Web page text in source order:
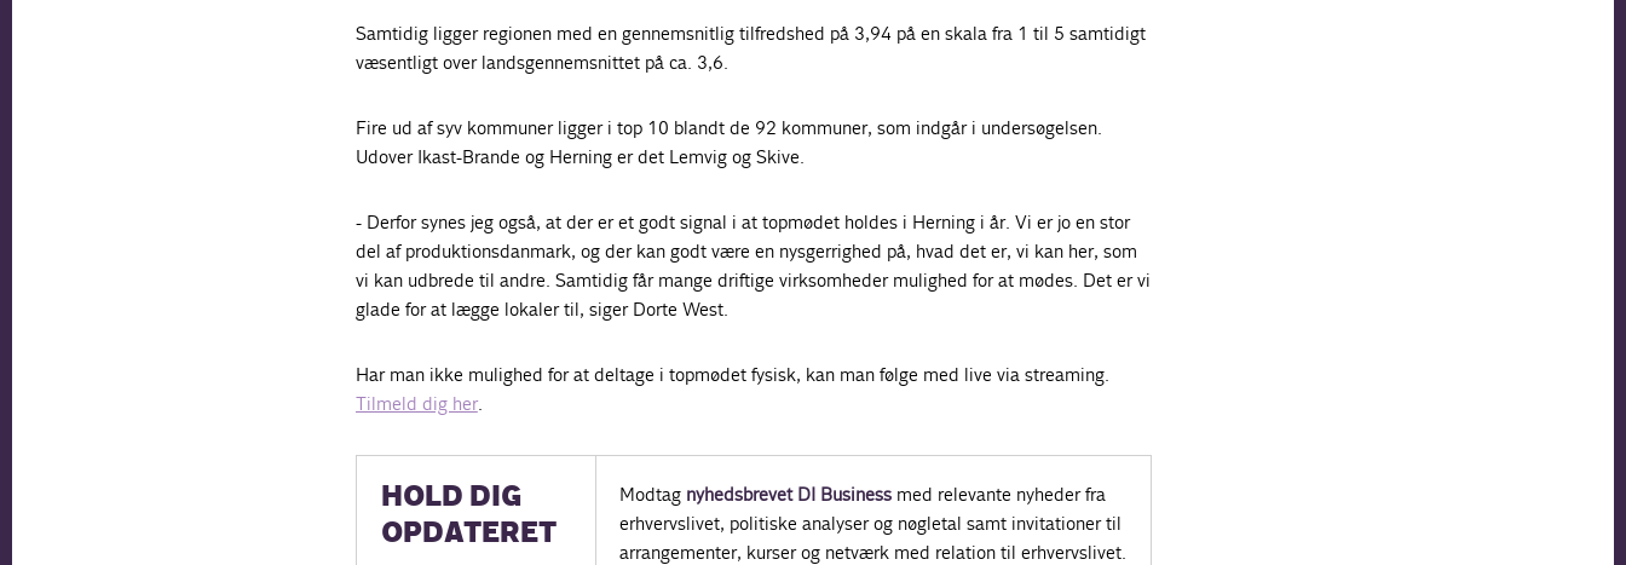
Samtidig ligger regionen med en gennemsnitlig tilfredshed på 3,94 på en skala fra 1 til 5 samtidigt
væsentligt over landsgennemsnittet på ca. 3,6.
Fire ud af syv kommuner ligger i top 10 blandt de 92 kommuner, som indgår i undersøgelsen.
Udover Ikast-Brande og Herning er det Lemvig og Skive.
- Derfor synes jeg også, at der er et godt signal i at topmødet holdes i Herning i år. Vi er jo en stor
del af produktionsdanmark, og der kan godt være en nysgerrighed på, hvad det er, vi kan her, som
vi kan udbrede til andre. Samtidig får mange driftige virksomheder mulighed for at mødes. Det er vi
glade for at lægge lokaler til, siger Dorte West.
Har man ikke mulighed for at deltage i topmødet fysisk, kan man følge med live via streaming.
Tilmeld dig her.
HOLD DIG
OPDATERET
Modtag nyhedsbrevet DI Businessmed relevante nyheder fra
erhvervslivet, politiske analyser og nøgletal samt invitationer til
arrangementer, kurser og netværk med relation til erhvervslivet.